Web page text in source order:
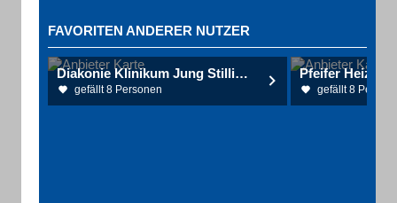
FAVORITEN ANDERER NUTZER
Diakonie Klinikum Jung Stilling Akademisches Lehrkrankenhaus
gefällt 8 Personen gefällt 8